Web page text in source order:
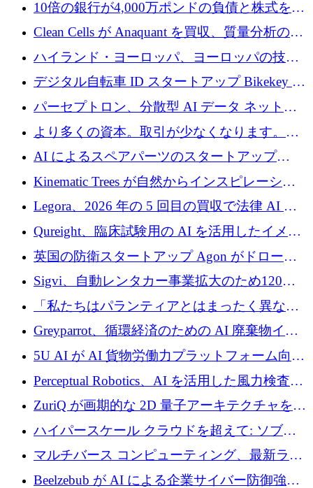
10倍の銀行が4,000万ポンドの負債と株式を調
達
Clean Cells が Anaquant を買収、質量分析の専
門知識によるバイオ医薬品の品質管理を拡大
ハイランド・ヨーロッパ、ヨーロッパの技術
規模拡大を支援するために11億ユーロのファ
ンドVIを閉鎖
デジタル自転車 ID スタートアップ Bikekey が
TÖNNJES への投資を確保
パーセプトロン、分散型 AI データ ネットワ
ークの構築に 650 万ドルを調達
より多くの資本。取引が少なくなります。
2026 年上半期がヨーロッパのテクノロジーに
ついて語ること
AI によるスペアパーツのスタートアップ
Intropy が 1,100 万ドルを調達
Kinematic Trees が自然からインスピレーショ
ンを得たロボット ソフトウェアを拡張するた
めに 58 万 5,000 ポンドを調達
Legora、2026 年の 5 回目の買収で法律 AI ス
タートアップ Wexler を買収
Qureight、臨床試験用の AI を活用したイメー
ジング プラットフォームを拡張するためにシ
リーズ B で 2,000 万ドルを確保
英国の防衛スタートアップ Agon がドローン
攻撃に対抗する仮想戦場を構築、3,000 万ドル
を調達
Sigvi、自動レンタカー事業拡大のため120万
ユーロを調達
「私たちはパランティアとはまったく異なる
会社です」とフランス人の「控えめな」後任
者は言う
Greyparrot、循環経済のための AI 廃棄物イン
テリジェンスを拡張するためにシリーズ B で
2,700 万ドルを確保
5U AI が AI 貨物労働力プラットフォーム向け
に 320 万ドルのプレシードを獲得
Perceptual Robotics、AI を活用した風力検査の
規模拡大に向けて 400 万ポンド以上を確保
ZuriQ が画期的な 2D 量子アーキテクチャを拡
張するために 2,550 万ドルを調達
ハイパースケール クラウドを超えて: ソブリ
ン コンピューティングに対する DFINITY の
ビジョン
マルチバース コンピューティング、最新ラウ
ンドで最大 5 億 7,000 万ドルを目標
Beelzebub が AI による企業サイバー防御強化